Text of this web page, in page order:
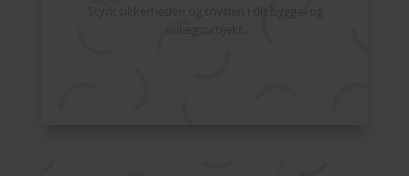
Styrk sikkerheden og trivslen i dit bygge- og
anlægsprojekt.